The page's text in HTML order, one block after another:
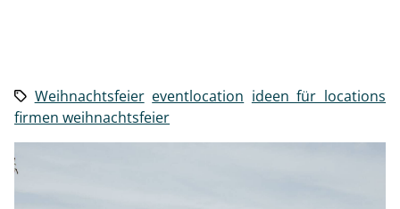
Weihnachtsfeier eventlocation ideen für locations
firmen weihnachtsfeier